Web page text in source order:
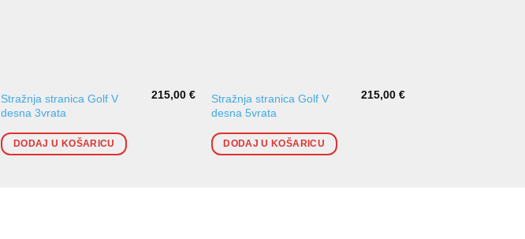
Stražnja stranica Golf V
desna 3vrata
215,00 €
DODAJ U KOŠARICU
Stražnja stranica Golf V
desna 5vrata
215,00€
DODAJ U KOŠARICU